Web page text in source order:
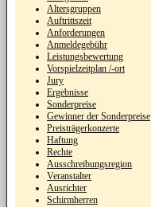
Altersgruppen
Auftrittszeit
Anforderungen
Anmeldegebühr
Leistungsbewertung
Vorspielzeitplan /-ort
Jury
Ergebnisse
Sonderpreise
Gewinner der Sonderpreise
Preisträgerkonzerte
Haftung
Rechte
Ausschreibungsregion
Veranstalter
Ausrichter
Schirmherren